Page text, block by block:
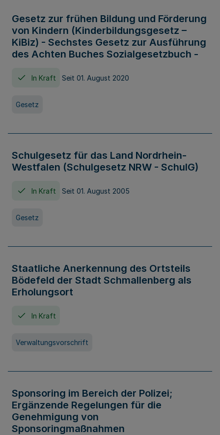
Gesetz zur frühen Bildung und Förderung
von Kindern (Kinderbildungsgesetz –
KiBiz) - Sechstes Gesetz zur Ausführung
des Achten Buches Sozialgesetzbuch -
In Kraft Seit 01. August 2020
Gesetz
Schulgesetz für das Land Nordrhein-
Westfalen (Schulgesetz NRW - SchulG)
In Kraft Seit 01. August 2005
Gesetz
Staatliche Anerkennung des Ortsteils
Bödefeld der Stadt Schmallenberg als
Erholungsort
In Kraft
Verwaltungsvorschrift
Sponsoring im Bereich der Polizei;
Ergänzende Regelungen für die
Genehmigung von
Sponsoringmaßnahmen